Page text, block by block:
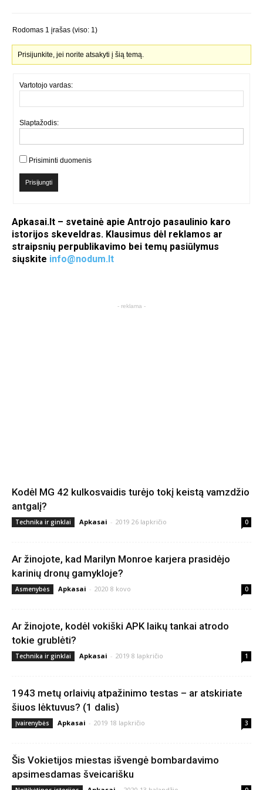
Rodomas 1 įrašas (viso: 1)
Prisijunkite, jei norite atsakyti į šią temą.
Vartotojo vardas:
Slaptažodis:
Prisiminti duomenis
Prisijungti
Apkasai.lt – svetainė apie Antrojo pasaulinio karo
istorijos skeveldras. Klausimus dėl reklamos ar
straipsnių perpublikavimo bei temų pasiūlymus
siųskite info@nodum.lt
- reklama -
Kodėl MG 42 kulkosvaidis turėjo tokį keistą vamzdžio
antgalį?
Technika ir ginklai Apkasai - 2019 26 lapkričio 0
Ar žinojote, kad Marilyn Monroe karjera prasidėjo
karinių dronų gamykloje?
Asmenybės Apkasai - 2020 8 kovo 0
Ar žinojote, kodėl vokiški APK laikų tankai atrodo
tokie grublėti?
Technika ir ginklai Apkasai - 2019 8 lapkričio 1
1943 metų orlaivių atpažinimo testas – ar atskiriate
šiuos lėktuvus? (1 dalis)
Įvairenybės Apkasai - 2019 18 lapkričio 3
Šis Vokietijos miestas išvengė bombardavimo
apsimesdamas šveicarišku